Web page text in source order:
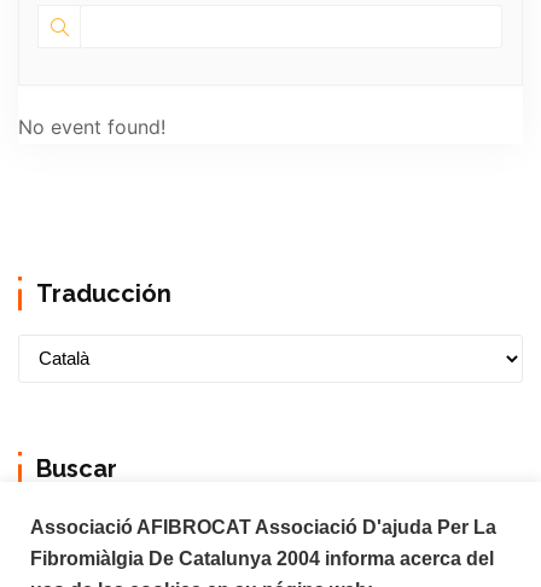
No event found!
Traducción
Buscar
Associació AFIBROCAT Associació D'ajuda Per La
Fibromiàlgia De Catalunya 2004 informa acerca del